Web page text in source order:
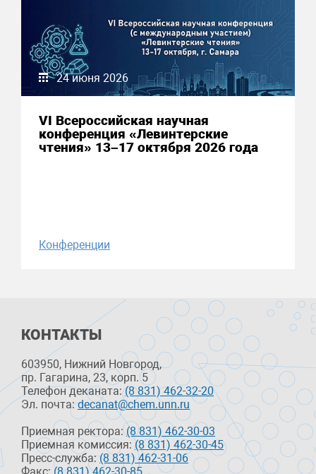
24 июня 2026
VI Всероссийская научная
конференция «Левинтерские
чтения» 13–17 октября 2026 года
Конференции
КОНТАКТЫ
603950, Нижний Новгород,
пр. Гагарина, 23, корп. 5
Телефон деканата:(8 831) 462-32-20
Эл. почта:decanat@chem.unn.ru
Приемная ректора:(8 831) 462-30-03
Приемная комиссия: (8 831) 462-30-45
Пресс-служба:(8 831) 462-31-06